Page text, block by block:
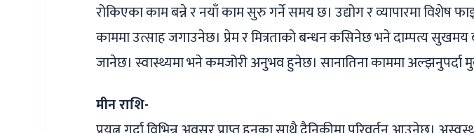
रोकिएका काम बन्ने र नयाँ काम सुरु गर्ने समय छ। उ‌द्योग र व्यापारमा विशेष
काममा उत्साह जगाउनेछ। प्रेम र मित्रताको बन्धन कसिनेछ भने दाम्पत्य सुखमय
जानेछ। स्वास्थ्यमा भने कमजोरी अनुभव हुनेछ। सानातिना काममा
मीन राशि-